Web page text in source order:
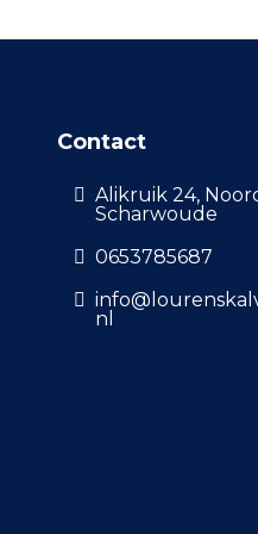
Contact
Alikruik 24,
Scharwoude
0653785687
nl